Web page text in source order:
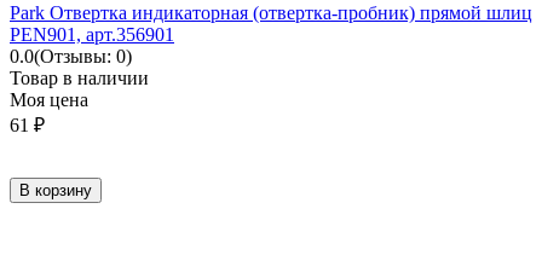
Park Отвертка индикаторная (отвертка-пробник) прямой шлиц
PEN901, арт.356901
0.0(Отзывы: 0)
Товар в наличии
Моя цена
61 ₽
В корзину